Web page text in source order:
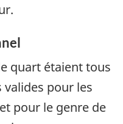
quart étaient tous
pour les
pour le genre de